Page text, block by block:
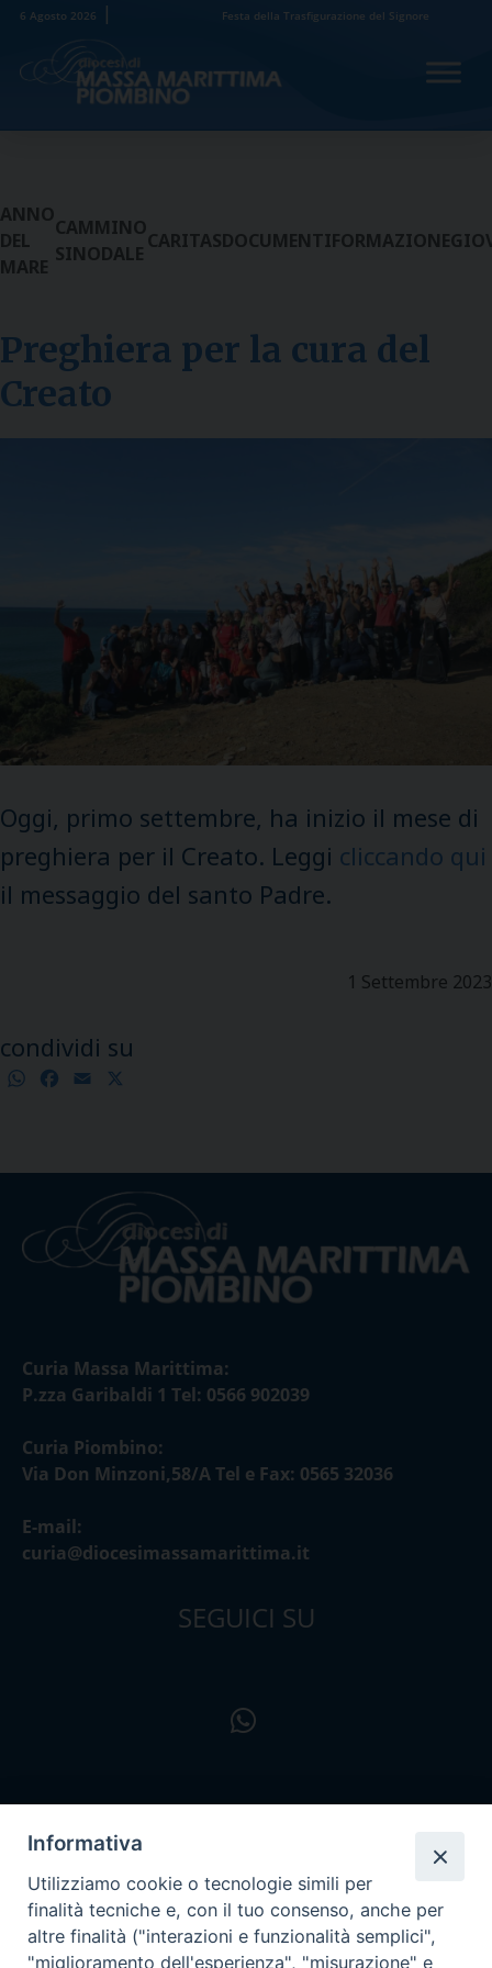
Skip
content
6 Agosto 2026 Festa della Trasfigurazione del Signore
ANNO
DEL
MARE
CAMMINO
SINODALE
CARITASDOCUMENTIFORMAZIONE
Preghiera per la cura del
Creato
Oggi, primo settembre, ha inizio il mese di
preghiera per il Creato. Leggi cliccando qui
il messaggio del santo Padre.
1 Settembre 2023
condividi su
WhatsApp
Facebook
Email
Curia Massa Marittima:
P.zza Garibaldi 1 Tel: 0566 902039
Curia Piombino:
Via Don Minzoni,58/A Tel e Fax: 0565 32036
E-mail:
curia@diocesimassamarittima.it
SEGUICI SU
Informativa
Utilizziamo cookie o tecnologie simili per
finalità tecniche e, con il tuo consenso, anche per
altre finalità ("interazioni e funzionalità semplici",
"miglioramento dell'esperienza", "misurazione" e